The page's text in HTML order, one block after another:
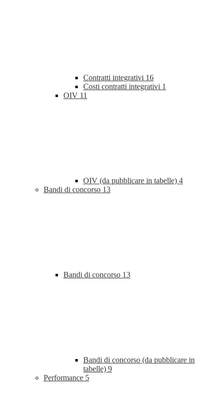
Contratti integrativi 16
Costi contratti integrativi 1
OIV 11
OIV (da pubblicare in tabelle) 4
Bandi di concorso 13
Bandi di concorso 13
Bandi di concorso (da pubblicare in
tabelle) 9
Performance 5